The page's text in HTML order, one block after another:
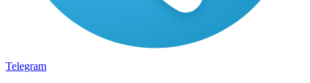
Telegram